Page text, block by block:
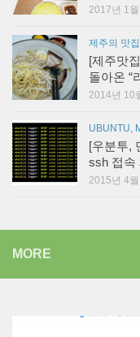
2017년 1월
제주의 맛
[제주맛
돌아온 “
2014년 10
UBUNTU,
[우분투,
ssh 접속
2015년 4월
MORE